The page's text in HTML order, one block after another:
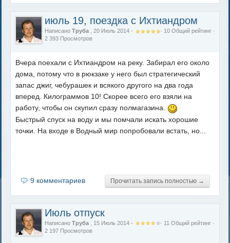
июль 19, поездка с Ихтиандром
НаписаноТруба , 20 Июль 2014 - · 10 Общий рейтинг ·
2 393 Просмотров
Вчера поехали с Ихтиандром на реку. Забирал его около
дома, потому что в рюкзаке у него был стратегический
запас джиг, чебурашек и всякого другого на два года
вперед. Килограммов 10! Скорее всего его взяли на
работу, чтобы он скупил сразу полмагазина.
Быстрый спуск на воду и мы помчали искать хорошие
точки. На входе в Водный мир попробовали встать, но...
Прочитать запись полностью →
9 комментариев
Июль отпуск
НаписаноТруба , 15 Июль 2014 - · 11 Общий рейтинг ·
2 197 Просмотров